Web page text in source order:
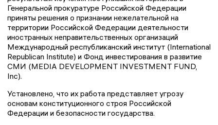
Генеральной прокуратуре Российской Федерации
приняты решения о признании нежелательной на
территории Российской Федерации деятельности
иностранных неправительственных организаций
Международный республиканский институт (International
Republican Institute) и Фонд инвестирования в развитие
СМИ (MEDIA DEVELOPMENT INVESTMENT FUND,
Inc).
Установлено, что их работа представляет угрозу
основам конституционного строя Российской
Федерации и безопасности государства.